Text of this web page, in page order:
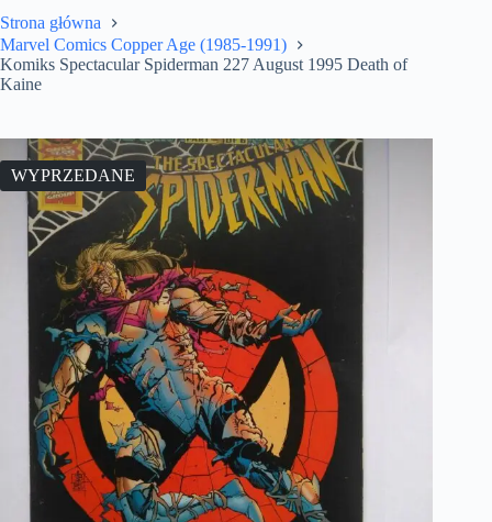
Strona główna
Marvel Comics Copper Age (1985-1991)
Komiks Spectacular Spiderman 227 August 1995 Death of
Kaine
WYPRZEDANE